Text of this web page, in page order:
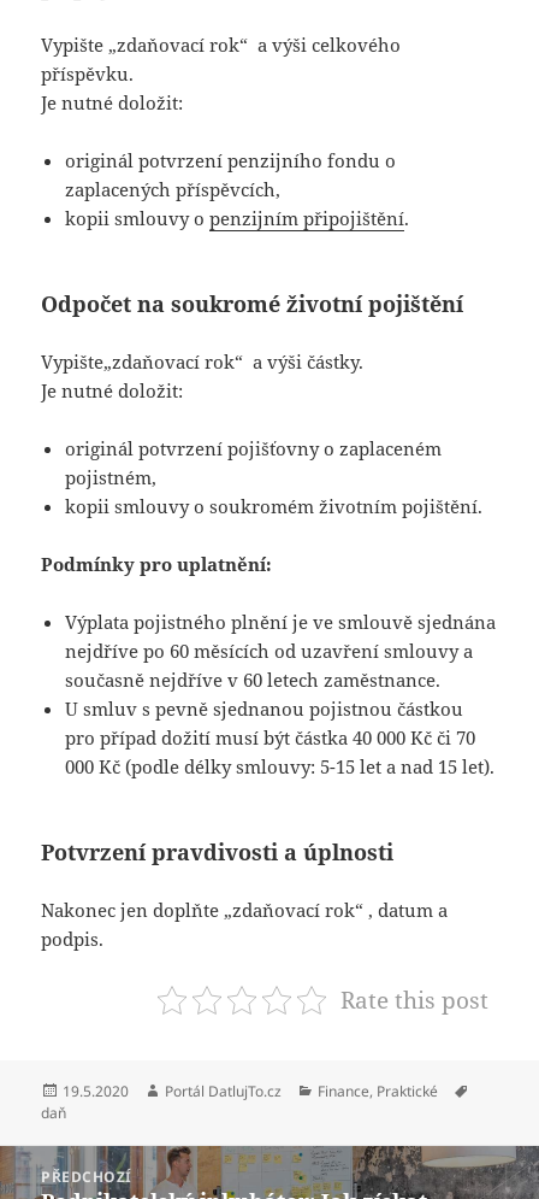
Vypište „zdaňovací rok“ a výši celkového
příspěvku.
Je nutné doložit:
originál potvrzení penzijního fondu o
zaplacených příspěvcích,
kopii smlouvy openzijním připojištění.
Odpočet na soukromé životní pojištění
Vypište„zdaňovací rok“ a výši částky.
Je nutné doložit:
originál potvrzení pojišťovny o zaplaceném
pojistném,
kopii smlouvy o soukromém životním pojištění.
Podmínky pro uplatnění:
Výplata pojistného plnění je ve smlouvě sjednána
nejdříve po 60 měsících od uzavření smlouvy a
současně nejdříve v 60 letech zaměstnance.
U smluv s pevně sjednanou pojistnou částkou
pro případ dožití musí být částka 40 000 Kč či 70
000 Kč (podle délky smlouvy: 5-15 let a nad 15 let).
Potvrzení pravdivosti a úplnosti
Nakonec jen doplňte „zdaňovací rok“ , datum a
podpis.
Rate this post
Publikováno:
19.5.2020 Autor:
Portál DatlujTo.cz Rubriky:
Finance, Praktické
daň
Navigace
pro PŘEDCHOZÍ